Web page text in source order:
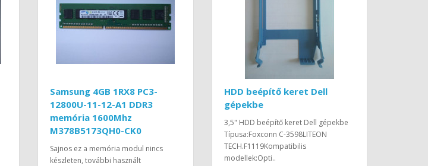
Samsung 4GB 1RX8 PC3-
12800U-11-12-A1 DDR3
memória 1600Mhz
M378B5173QH0-CK0
Sajnos ez a memória modul nincs
készleten, további használt
HDD beépítő keret Dell
gépekbe
3,5" HDD beépítő keret Dell gépekbe
Típusa:Foxconn C-3598LITEON
TECH.F1119Kompatibilis
modellek:Opti..